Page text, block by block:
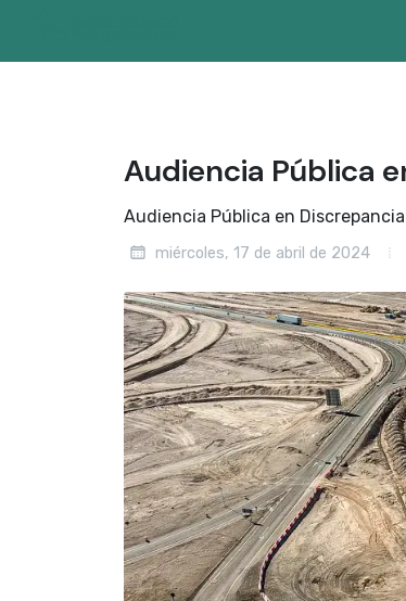
Audiencia Pública
Audiencia Pública en
miércoles, 17 de abril de 2024